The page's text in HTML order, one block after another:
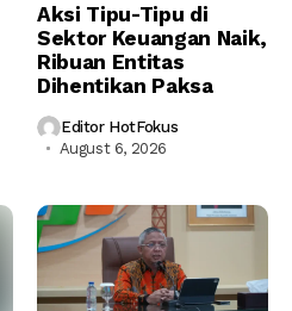
Aksi Tipu-Tipu di
Sektor Keuangan Naik,
Ribuan Entitas
Dihentikan Paksa
Editor HotFokus
August 6, 2026